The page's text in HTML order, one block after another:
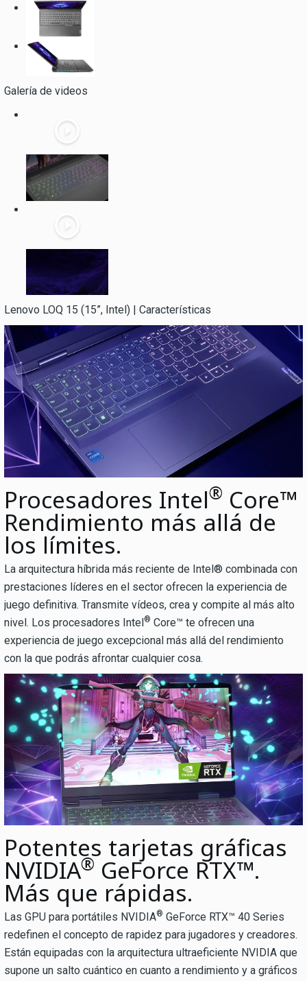
Galería de videos
Lenovo LOQ 15 (15”, Intel) | Características
Procesadores Intel® Core™
Rendimiento más allá de
los límites.
La arquitectura híbrida más reciente de Intel® combinada con
prestaciones líderes en el sector ofrecen la experiencia de
juego definitiva. Transmite vídeos, crea y compite al más alto
nivel. Los procesadores Intel® Core™ te ofrecen una
experiencia de juego excepcional más allá del rendimiento
con la que podrás afrontar cualquier cosa.
Potentes tarjetas gráficas
NVIDIA® GeForce RTX™.
Más que rápidas.
Las GPU para portátiles NVIDIA® GeForce RTX™ 40 Series
redefinen el concepto de rapidez para jugadores y creadores.
Están equipadas con la arquitectura ultraeficiente NVIDIA que
supone un salto cuántico en cuanto a rendimiento y a gráficos